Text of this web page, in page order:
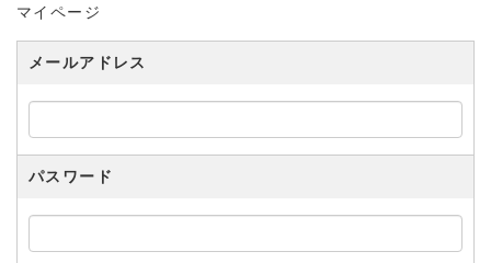
マイページ
メールアドレス
パスワード